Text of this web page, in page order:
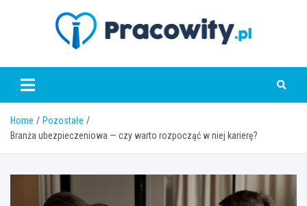
pracowity.pl
Home
Pozostałe
Branża ubezpieczeniowa — czy warto rozpocząć w niej karierę?